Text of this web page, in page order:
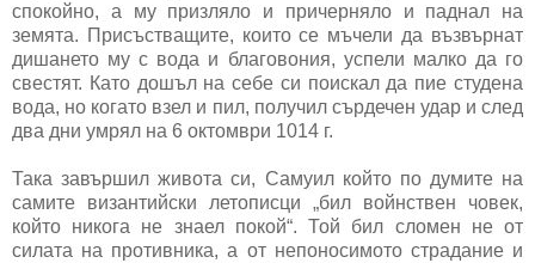
спокойно, а му призляло и причерняло и паднал на
земята. Присъстващите, които се мъчели да възвърнат
дишането му с вода и благовония, успели малко да го
свестят. Като дошъл на себе си поискал да пие студена
вода, но когато взел и пил, получил сърдечен удар и след
два дни умрял на 6 октомври 1014 г.
Така завършил живота си, Самуил който по думите на
самите византийски летописци „бил войнствен човек,
който никога не знаел покой“. Той бил сломен не от
силата на противника, а от непоносимото страдание и